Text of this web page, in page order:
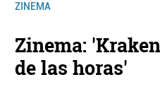
ZINEMA
Zinema:
de las horas'